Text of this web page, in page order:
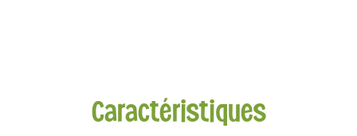
Caractéristiques